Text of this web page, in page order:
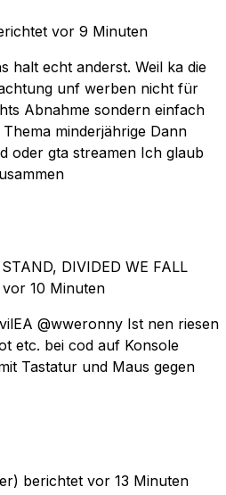
vor 9 Minuten
halt echt anderst. Weil ka die
unf werben nicht für
Abnahme sondern einfach
minderjährige Dann
oder gta streamen Ich glaub
DIVIDED WE FALL
vor 10 Minuten
@wweronny Ist nen riesen
etc. bei cod auf Konsole
Tastatur und Maus gegen
berichtet vor 13 Minuten